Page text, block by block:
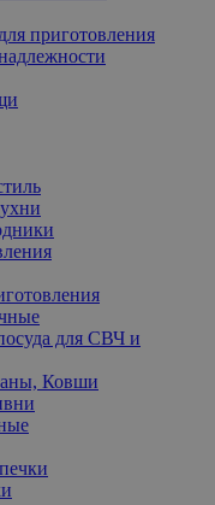
приготовления
для СВЧ и
Ковши